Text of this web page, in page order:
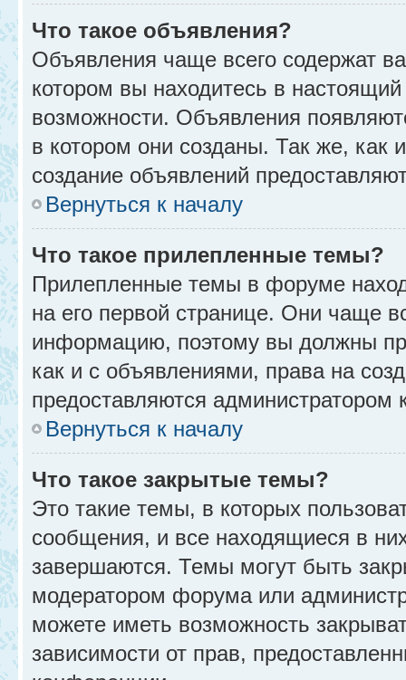
Что такое объявления?
Объявления чаще всего содержат
котором вы находитесь в
возможности. Объявления
в котором они созданы. Так же,
создание объявлений
Вернуться к началу
Что такое прилепленные темы?
Прилепленные темы в форуме
на его первой странице. Они чаще
информацию, поэтому вы должны
как и с объявлениями, права на
предоставляются администратором
Вернуться к началу
Что такое закрытые темы?
Это такие темы, в которых
сообщения, и все находящиеся в
завершаются. Темы могут быть
модератором форума или
можете иметь возможность
зависимости от прав,